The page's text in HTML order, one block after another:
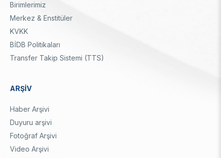
Birimlerimiz
Merkez & Enstitüler
KVKK
BİDB Politikaları
Transfer Takip Sistemi (TTS)
ARŞİV
Haber Arşivi
Duyuru arşivi
Fotoğraf Arşivi
Video Arşivi